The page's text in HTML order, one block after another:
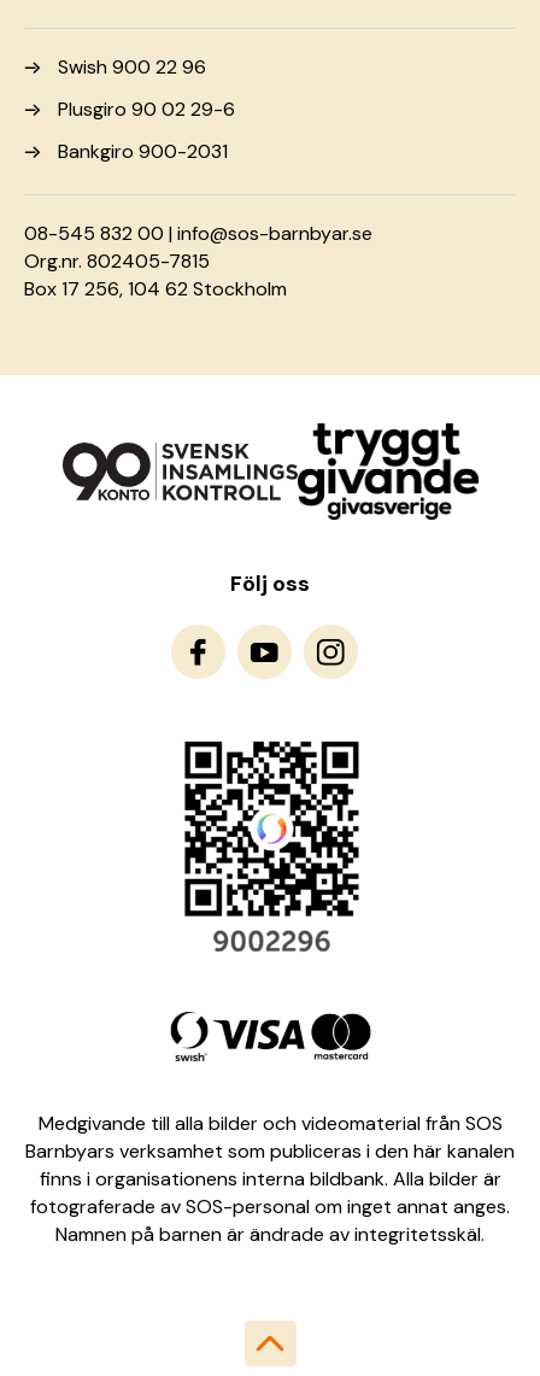
Swish 900 22 96
Plusgiro 90 02 29-6
Bankgiro 900-2031
08-545 832 00 |info@sos-barnbyar.se
Org.nr. 802405-7815
Box 17 256, 104 62 Stockholm
Följ oss
Medgivande till alla bilder och videomaterial från SOS
Barnbyars verksamhet som publiceras i den här kanalen
finns i organisationens interna bildbank. Alla bilder är
fotograferade av SOS-personal om inget annat anges.
Namnen på barnen är ändrade av integritetsskäl.